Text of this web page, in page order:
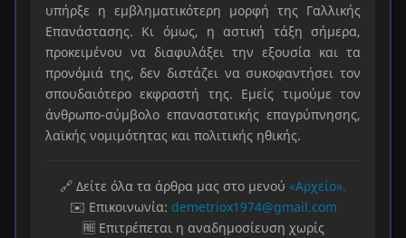
υπήρξε η εμβληματικότερη μορφή της Γαλλικής
Επανάστασης. Κι όμως, η αστική τάξη σήμερα,
προκειμένου να διαφυλάξει την εξουσία και τα
προνόμιά της, δεν διστάζει να συκοφαντήσει τον
σπουδαιότερο εκφραστή της. Εμείς τιμούμε τον
άνθρωπο-σύμβολο επαναστατικής επαγρύπνησης,
λαϊκής νομιμότητας και πολιτικής ηθικής.
🔗 Δείτε όλα τα άρθρα μας στο μενού «Αρχείο».
✉️ Επικοινωνία: demetriox1974@gmail.com
🆓 Επιτρέπεται η αναδημοσίευση χωρίς